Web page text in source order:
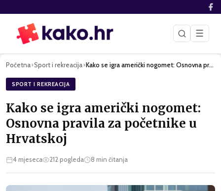
☰
Početna›Sport i rekreacija› Kako se igra američki nogomet: Osnovna pravila za početnike …
SPORT I REKREACIJA
Kako se igra američki nogomet:
Osnovna pravila za početnike u
Hrvatskoj
4 mjeseca 212pogleda 8 min čitanja